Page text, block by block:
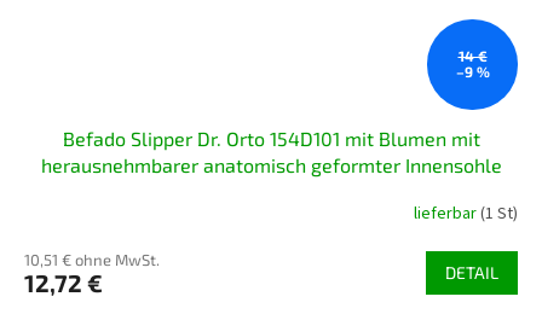
14 €
–9 %
Befado Slipper Dr. Orto 154D101 mit Blumen mit
herausnehmbarer anatomisch geformter Innensohle
lieferbar(1 St)
10,51 € ohne MwSt.
12,72 € DETAIL